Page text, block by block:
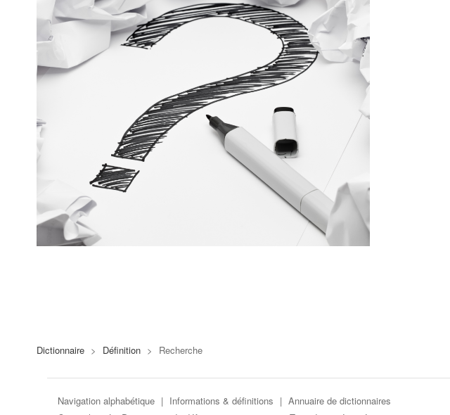
Dictionnaire > Définition > Recherche
Navigation alphabétique | Informations & définitions | Annuaire de dictionnaires